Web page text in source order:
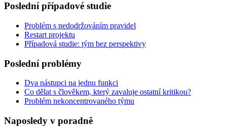
Poslední případové studie
Problém s nedodržováním pravidel
Restart projektu
Případová studie: tým bez perspektivy
Poslední problémy
Dva nástupci na jednu funkci
Co dělat s člověkem, který zavaluje ostatní kritikou?
Problém nekoncentrovaného týmu
Naposledy v poradně